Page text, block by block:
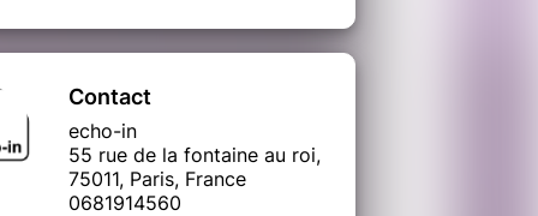
Contact
echo-in
55 rue de la fontaine au roi,
75011, Paris, France
0681914560